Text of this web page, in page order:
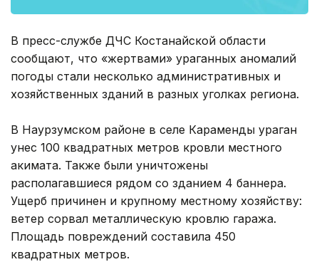
В пресс-службе ДЧС Костанайской области
сообщают, что «жертвами» ураганных аномалий
погоды стали несколько административных и
хозяйственных зданий в разных уголках региона.
В Наурзумском районе в селе Караменды ураган
унес 100 квадратных метров кровли местного
акимата. Также были уничтожены
располагавшиеся рядом со зданием 4 баннера.
Ущерб причинен и крупному местному хозяйству:
ветер сорвал металлическую кровлю гаража.
Площадь повреждений составила 450
квадратных метров.